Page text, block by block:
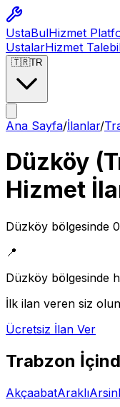
UstaBulHizmet
UstalarHizmet Talebi
🇹🇷TR
Ana Sayfa/İlanlar/
Düzköy (
Hizmet
Düzköy bölgesinde 0
📍
Düzköy bölgesinde
İlk ilan veren siz
Ücretsiz İlan Ver
Trabzon
AkçaabatAraklıArsin